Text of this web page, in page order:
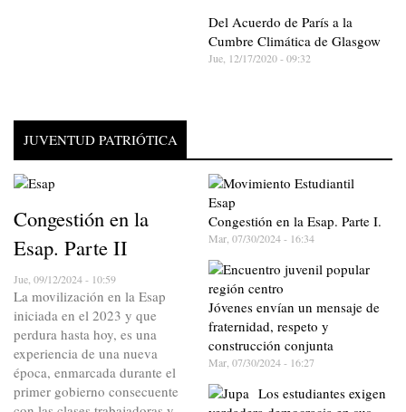
Del Acuerdo de París a la
Cumbre Climática de Glasgow
Jue, 12/17/2020 - 09:32
JUVENTUD PATRIÓTICA
Congestión en la
Esap. Parte II
Jue, 09/12/2024 - 10:59
La movilización en la Esap
iniciada en el 2023 y que
perdura hasta hoy, es una
experiencia de una nueva
época, enmarcada durante el
primer gobierno consecuente
Congestión en la Esap. Parte I.
Mar, 07/30/2024 - 16:34
Jóvenes envían un mensaje de
fraternidad, respeto y
construcción conjunta
Mar, 07/30/2024 - 16:27
Los estudiantes exigen